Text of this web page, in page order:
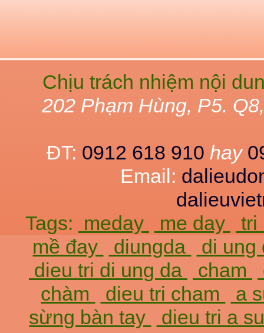
Chịu trách nhiệm nội
202 Phạm Hùng, P5.
ĐT: 0912 618 910 hay
Email:
Tags: meday me day
tri
mề đay
diungda
di
dieu tri di ung da
cham
chàm
dieu tri cham
a
sừng bàn tay
dieu tri a